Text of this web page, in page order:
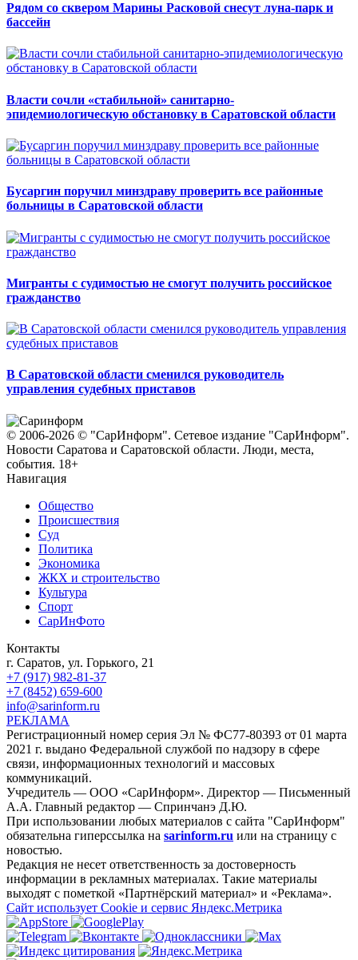
Рядом со сквером Марины Расковой снесут луна-парк и
бассейн
Власти сочли «стабильной» санитарно-
эпидемиологическую обстановку в Саратовской области
Бусаргин поручил минздраву проверить все районные
больницы в Саратовской области
Мигранты с судимостью не смогут получить российское
гражданство
В Саратовской области сменился руководитель
управления судебных приставов
© 2006-2026 © "СарИнформ". Сетевое издание "СарИнформ".
Новости Саратова и Саратовской области. Люди, места,
события. 18+
Навигация
Общество
Происшествия
Суд
Политика
Экономика
ЖКХ и строительство
Культура
Спорт
СарИнФото
Контакты
г. Саратов, ул. Горького, 21
+7 (917) 982-81-37
+7 (8452) 659-600
info@sarinform.ru
РЕКЛАМА
Регистрационный номер серия Эл № ФС77-80393 от 01 марта
2021 г. выдано Федеральной службой по надзору в сфере
связи, информационных технологий и массовых
коммуникаций.
Учредитель — ООО «СарИнформ». Директор — Письменный
А.А. Главный редактор — Спринчанэ Д.Ю.
При использовании любых материалов с сайта "СарИнформ"
обязательна гиперссылка на sarinform.ru или на страницу с
новостью.
Редакция не несет ответственность за достоверность
информации в рекламных материалах. Такие материалы
выходят с пометкой «Партнёрский материал» и «Реклама».
Сайт использует Cookie и сервиc Яндекс.Метрика